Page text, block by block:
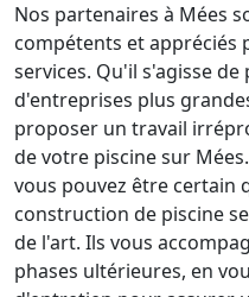
Nos partenaires à Mées
compétents et appréciés
services. Qu'il s'agisse
d'entreprises plus
proposer un travail
de votre piscine sur
vous pouvez être certain
construction de piscine
de l'art. Ils vous
phases ultérieures, en